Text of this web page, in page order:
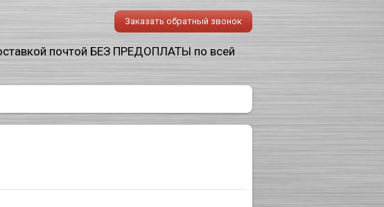
Заказать обратный звонок
почтой БЕЗ ПРЕДОПЛАТЫ по всей